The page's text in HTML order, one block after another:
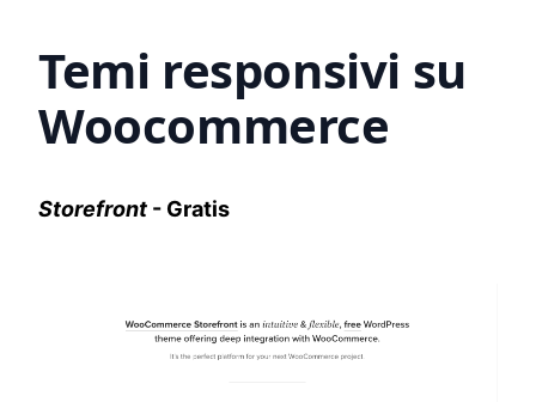
clienti di consultare una scheda prodotto
senza lasciare il catalogo, l'acquisto rapido, i
pop-up promozionali e la pubblicazione di
Temi responsivi su
Woocommerce